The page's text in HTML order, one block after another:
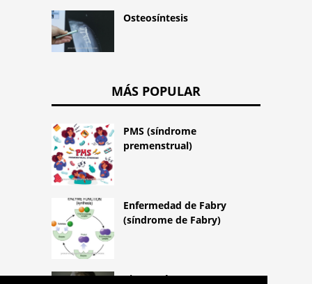
Osteosíntesis
MÁS POPULAR
PMS (síndrome
premenstrual)
Enfermedad de Fabry
(síndrome de Fabry)
Piromanía